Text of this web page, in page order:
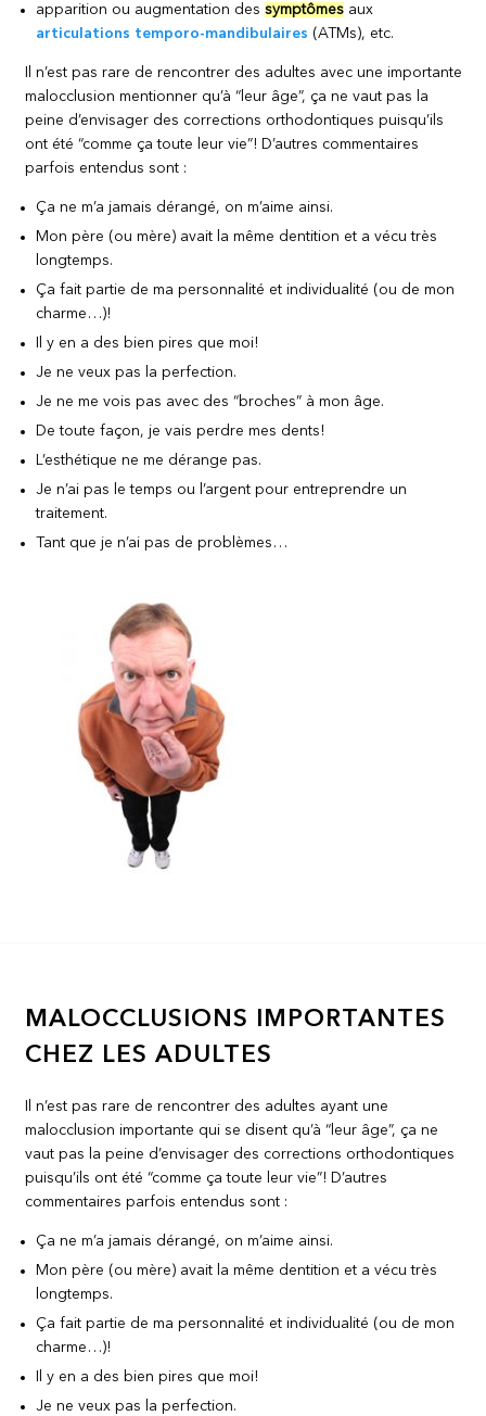
apparition ou augmentation dessymptômes aux
articulations temporo-mandibulaires (ATMs), etc.
Il n’est pas rare de rencontrer des adultes avec une importante
malocclusion mentionner qu’à “leur âge”, ça ne vaut pas la
peine d’envisager des corrections orthodontiques puisqu’ils
ont été “comme ça toute leur vie”! D’autres commentaires
parfois entendus sont :
Ça ne m’a jamais dérangé, on m’aime ainsi.
Mon père (ou mère) avait la même dentition et a vécu très
longtemps.
Ça fait partie de ma personnalité et individualité (ou de mon
charme…)!
Il y en a des bien pires que moi!
Je ne veux pas la perfection.
Je ne me vois pas avec des “broches” à mon âge.
De toute façon, je vais perdre mes dents!
L’esthétique ne me dérange pas.
Je n’ai pas le temps ou l’argent pour entreprendre un
traitement.
Tant que je n’ai pas de problèmes…
MALOCCLUSIONS IMPORTANTES
CHEZ LES ADULTES
Il n’est pas rare de rencontrer des adultes ayant une
malocclusion importante qui se disent qu’à “leur âge”, ça ne
vaut pas la peine d’envisager des corrections orthodontiques
puisqu’ils ont été “comme ça toute leur vie”! D’autres
commentaires parfois entendus sont :
Ça ne m’a jamais dérangé, on m’aime ainsi.
Mon père (ou mère) avait la même dentition et a vécu très
longtemps.
Ça fait partie de ma personnalité et individualité (ou de mon
charme…)!
Il y en a des bien pires que moi!
Je ne veux pas la perfection.